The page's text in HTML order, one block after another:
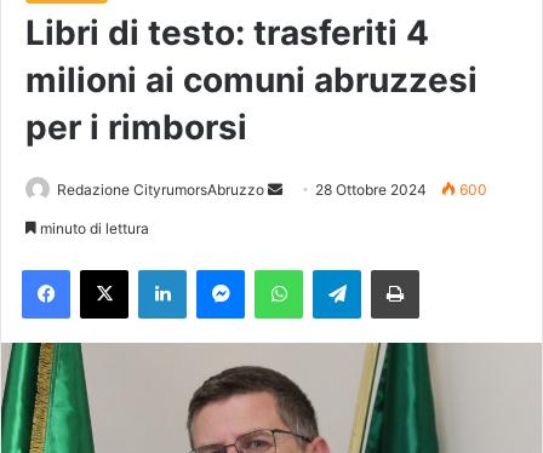
Libri di testo: trasferiti 4
milioni ai comuni abruzzesi
per i rimborsi
Redazione CityrumorsAbruzzo
a
'
e
28 Ottobre 2024 600
minuto di lettura
Telegram